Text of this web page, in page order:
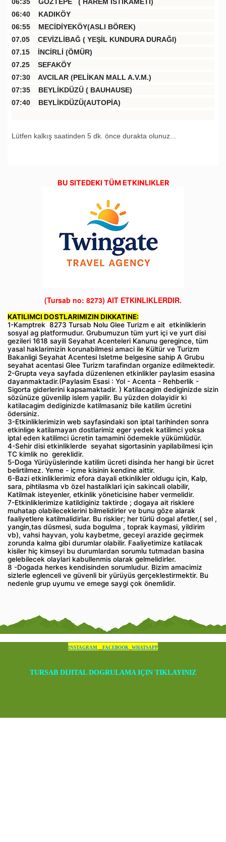
06:40 KADIKÖY
06:55 MECİDİYEKÖY(ASLI BÖREK)
07.05 CEVİZLİBAĞ ( YEŞİL KUNDURA DURAĞI)
07.15 İNCİRLİ (ÖMÜR)
07.25 SEFAKÖY
07:30 AVCILAR (PELİKAN MALL A.V.M.)
07:35 BEYLİKDÜZÜ ( BAUHAUSE)
07:40 BEYLİKDÜZÜ(AUTOPİA)
Lütfen kalkış saatinden 5 dk. önce durakta olunuz...
BU SITEDEKI TÜM ETKINLIKLER
(Tursab no: 8273) AIT ETKINLIKLERDIR.
KATILIMCI DOSTLARIMIZIN DIKKATINE:
1-Kamptrek 8273 Tursab Nolu Glee Turizm e ait etkinliklerin
sosyal ag platformudur. Grubumuzun tüm yurt içi ve yurt disi
gezileri 1618 sayili Seyahat Acenteleri Kanunu geregince, tüm
yasal haklarimizin korunabilmesi amaci ile Kültür ve Turizm
Bakanligi Seyahat Acentesi Isletme belgesine sahip A Grubu
seyahat acentasi Glee Turizm tarafindan organize edilmektedir.
2-Grupta veya sayfada düzenlenen etkinlikler paylasim esasina
dayanmaktadir.(Paylasim Esasi : Yol - Acenta - Rehberlik -
Sigorta giderlerini kapsamaktadir. ) Katilacagim dediginizde sizin
sözünüze güvenilip islem yapilir. Bu yüzden dolayidir ki
katilacagim dediginizde katilmasaniz bile katilim ücretini
ödersiniz.
3-Etkinliklerimizin web sayfasindaki son iptal tarihinden sonra
etkinlige katilamayan dostlarimiz eger yedek katilimci yoksa
iptal eden katilimci ücretin tamamini ödemekle yükümlüdür.
4-Sehir disi etkinliklerde seyahat sigortasinin yapilabilmesi için
TC kimlik no gereklidir.
5-Doga Yürüyüslerinde katilim ücreti disinda her hangi bir ücret
belirtilmez. Yeme - içme kisinin kendine aittir.
6-Bazi etkinliklerimiz efora dayali etkinlikler oldugu için, Kalp,
sara, pihtilasma vb özel hastaliklari için sakincali olabilir,
Katilmak isteyenler, etkinlik yöneticisine haber vermelidir.
7-Etkinliklerimize katildiginiz taktirde ; dogaya ait risklere
muhatap olabileceklerini bilmelidirler ve bunu göze alarak
faaliyetlere katilmalidirlar. Bu riskler; her türlü dogal afetler,( sel ,
yangin,tas düsmesi, suda bogulma , toprak kaymasi, yildirim
vb), vahsi hayvan, yolu kaybetme, geceyi arazide geçirmek
zorunda kalma gibi durumlar olabilir. Faaliyetimize katilacak
kisiler hiç kimseyi bu durumlardan sorumlu tutmadan basina
gelebilecek olaylari kabullenmis olarak gelmelidirler.
8 -Dogada herkes kendisinden sorumludur. Bizim amacimiz
sizlerle eglenceli ve güvenli bir yürüyüs gerçeklestirmektir. Bu
nedenle grup uyumu ve emege saygi çok önemlidir.
INSTAGRAM FACEBOOK WHATSAPP
TURSAB DIJITAL DOGRULAMA IÇIN TIKLAYINIZ